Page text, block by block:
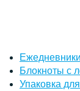
Блокноты с
Упаковка